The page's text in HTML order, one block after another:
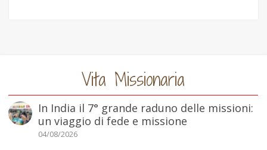
Vita Missionaria
In India il 7° grande raduno delle missioni:
un viaggio di fede e missione
04/08/2026